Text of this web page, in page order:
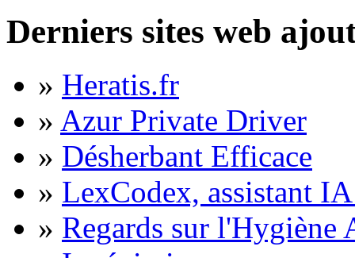
Derniers sites web
» Heratis.fr
» Azur Private Driver
» Désherbant Efficace
» LexCodex, assistant
» Regards sur l'Hygiène